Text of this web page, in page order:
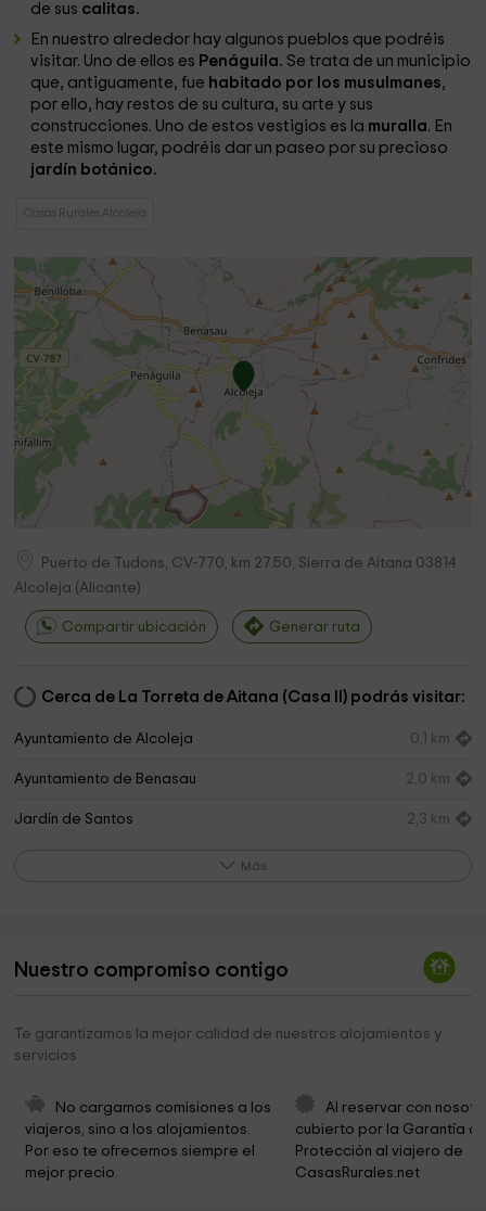
de sus calitas.
En nuestro alrededor hay algunos pueblos que podréis
visitar. Uno de ellos es Penáguila. Se trata de un municipio
que, antiguamente, fue habitado por los musulmanes,
por ello, hay restos de su cultura, su arte y sus
construcciones. Uno de estos vestigios es la muralla. En
este mismo lugar, podréis dar un paseo por su precioso
jardín botánico.
Casas Rurales Alcoleja
Puerto de Tudons, CV-770, km 27.50, Sierra de Aitana 03814
Alcoleja (Alicante)
Compartir ubicación Generar ruta
Cerca de La Torreta de Aitana (Casa II) podrás visitar:
Ayuntamiento de Alcoleja 0,1 km
Ayuntamiento de Benasau 2,0 km
Jardín de Santos 2,3 km
Acceso paseo Jardín de Santos
Ayuntamiento De Penaguila 2,5 km
Glorieta Enric Valor
Serra de Serrella-Barranc Fort
Torresena Chapel
La Canal 4,8 km
Más
Nuestro compromiso contigo
Te garantizamos la mejor calidad de nuestros alojamientos y
servicios
No cargamos comisiones a los
viajeros, sino a los alojamientos.
Por eso te ofrecemos siempre el
mejor precio.
Al reservar con
cubierto por la Garantía
Protección al viajero de
CasasRurales.net